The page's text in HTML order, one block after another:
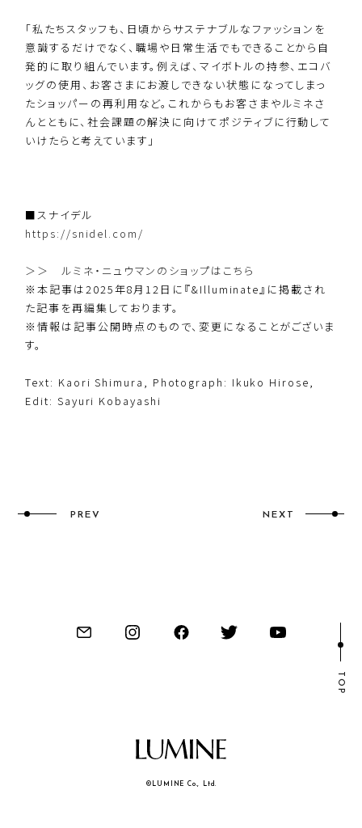
「私たちスタッフも、日頃からサステナブルなファッションを
意識するだけでなく、職場や日常生活でもできることから自
発的に取り組んでいます。例えば、マイボトルの持参、エコバ
ッグの使用、お客さまにお渡しできない状態になってしまっ
たショッパーの再利用など。これからもお客さまやルミネさ
んとともに、社会課題の解決に向けてポジティブに行動して
いけたらと考えています」
■スナイデル
https://snidel.com/
＞＞ ルミネ・ニュウマンのショップはこちら
※本記事は2025年8月12日に『&Illuminate』に掲載され
た記事を再編集しております。
※情報は記事公開時点のもので、変更になることがございま
す。
Text: Kaori Shimura, Photograph: Ikuko Hirose,
Edit: Sayuri Kobayashi
PREV NEXT
TOP
©LUMINE Co., Ltd.